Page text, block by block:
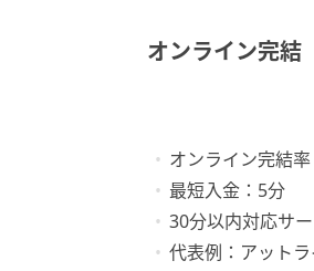
オンライン完結
オンライン完結率
最短入金：5分
30分以内対応サ
代表例：アット